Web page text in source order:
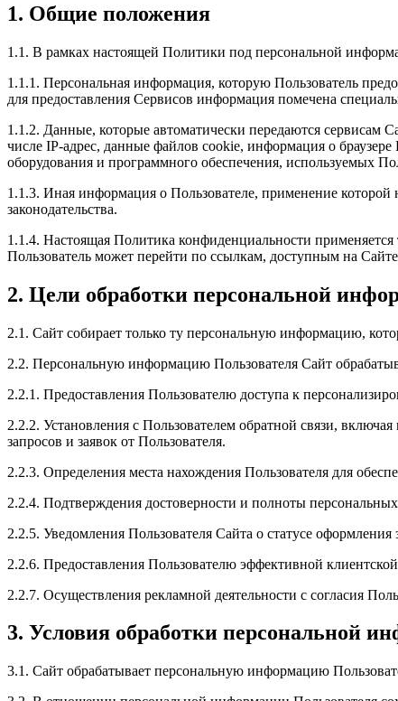
1. Общие положения
1.1. В рамках настоящей Политики под персональной
1.1.1. Персональная информация, которую Пользователь
для предоставления Сервисов информация помечена
1.1.2. Данные, которые автоматически передаются сервисам
числе IP-адрес, данные файлов cookie, информация о
оборудования и программного обеспечения, используемых
1.1.3. Иная информация о Пользователе, применение
законодательства.
1.1.4. Настоящая Политика конфиденциальности применяется
Пользователь может перейти по ссылкам, доступным на
2. Цели обработки персональной
2.1. Сайт собирает только ту персональную информацию,
2.2. Персональную информацию Пользователя Сайт
2.2.1. Предоставления Пользователю доступа к
2.2.2. Установления с Пользователем обратной связи,
запросов и заявок от Пользователя.
2.2.3. Определения места нахождения Пользователя для
2.2.4. Подтверждения достоверности и полноты
2.2.5. Уведомления Пользователя Сайта о статусе оформления
2.2.6. Предоставления Пользователю эффективной
2.2.7. Осуществления рекламной деятельности с согласия
3. Условия обработки персональной
3.1. Сайт обрабатывает персональную информацию